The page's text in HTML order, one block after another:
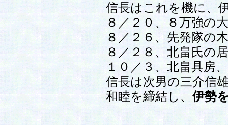
信長はこれを機に、
８／２０、８万強の
８／２６、先発隊の
８／２８、北畠氏の
１０／３、北畠具房
信長は次男の三介信
和睦を締結し、伊勢